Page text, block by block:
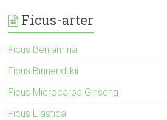
Ficus-arter
Ficus Benjamina
Ficus Binnendijkii
Ficus Microcarpa Ginseng
Ficus Elastica